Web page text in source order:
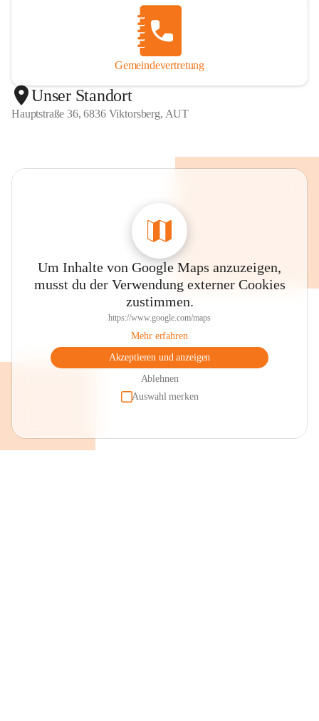
Gemeindevertretung
Unser Standort
Hauptstraße 36, 6836 Viktorsberg, AUT
Um Inhalte von Google Maps anzuzeigen,
musst du der Verwendung externer Cookies
zustimmen.
https://www.google.com/maps
Mehr erfahren
Akzeptieren und anzeigen
Ablehnen
Auswahl merken